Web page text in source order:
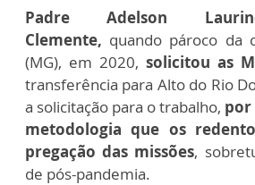
Padre Adelson
Clemente, quando pároco da
(MG), em 2020, solicitou as
transferência para Alto do Rio
a solicitação para o trabalho, por
metodologia que os
pregação das missões,
de pós-pandemia.